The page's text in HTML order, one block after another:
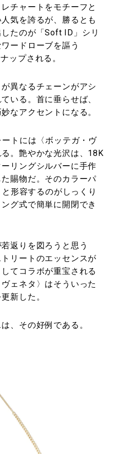
チャートをモチーフと
気を誇るが、勝るとも
たのが「Soft ID」シリ
ードローブを謳う
ップされる。
異なるチェーンがアシ
いる。首に垂らせば、
なアクセントになる。
トには〈ボッテガ・ヴ
。艶やかな光沢は、18K
リングシルバーに手作
賜物だ。そのカラーパ
形容するのがしっくり
グ式で簡単に開閉でき
返りを図ろうと思う
リートのエッセンスが
てコラボが重宝される
ェネタ〉はそういった
新した。
、その好例である。